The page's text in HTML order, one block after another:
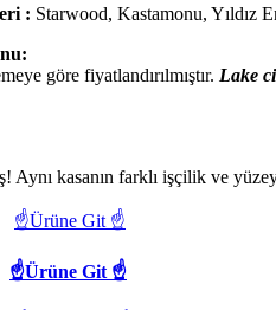
: Starwood, Kastamonu, Yıldız
göre fiyatlandırılmıştır. Lake
Aynı kasanın farklı işçilik ve
☝Ürüne Git ☝
☝Ürüne Git ☝